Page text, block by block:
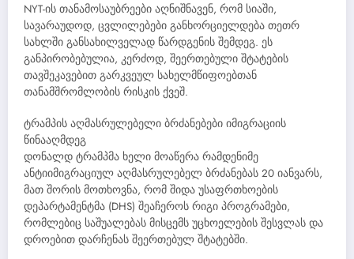
NYT-ის თანამოსაუბრეები აღნიშნავენ, რომ სიაში,
სავარაუდოდ, ცვლილებები განხორციელდება თეთრ
სახლში განსახილველად წარდგენის შემდეგ. ეს
განპირობებულია, კერძოდ, შეერთებული შტატების
თავშეკავებით გარკვეულ სახელმწიფოებთან
თანამშრომლობის რისკის ქვეშ.
ტრამპის აღმასრულებელი ბრძანებები იმიგრაციის
წინააღმდეგ
დონალდ ტრამპმა ხელი მოაწერა რამდენიმე
ანტიიმიგრაციულ აღმასრულებელ ბრძანებას 20 იანვარს,
მათ შორის მოთხოვნა, რომ შიდა უსაფრთხოების
დეპარტამენტმა (DHS) შეაჩეროს რიგი პროგრამები,
რომლებიც საშუალებას მისცემს უცხოელების შესვლას და
დროებით დარჩენას შეერთებულ შტატებში.